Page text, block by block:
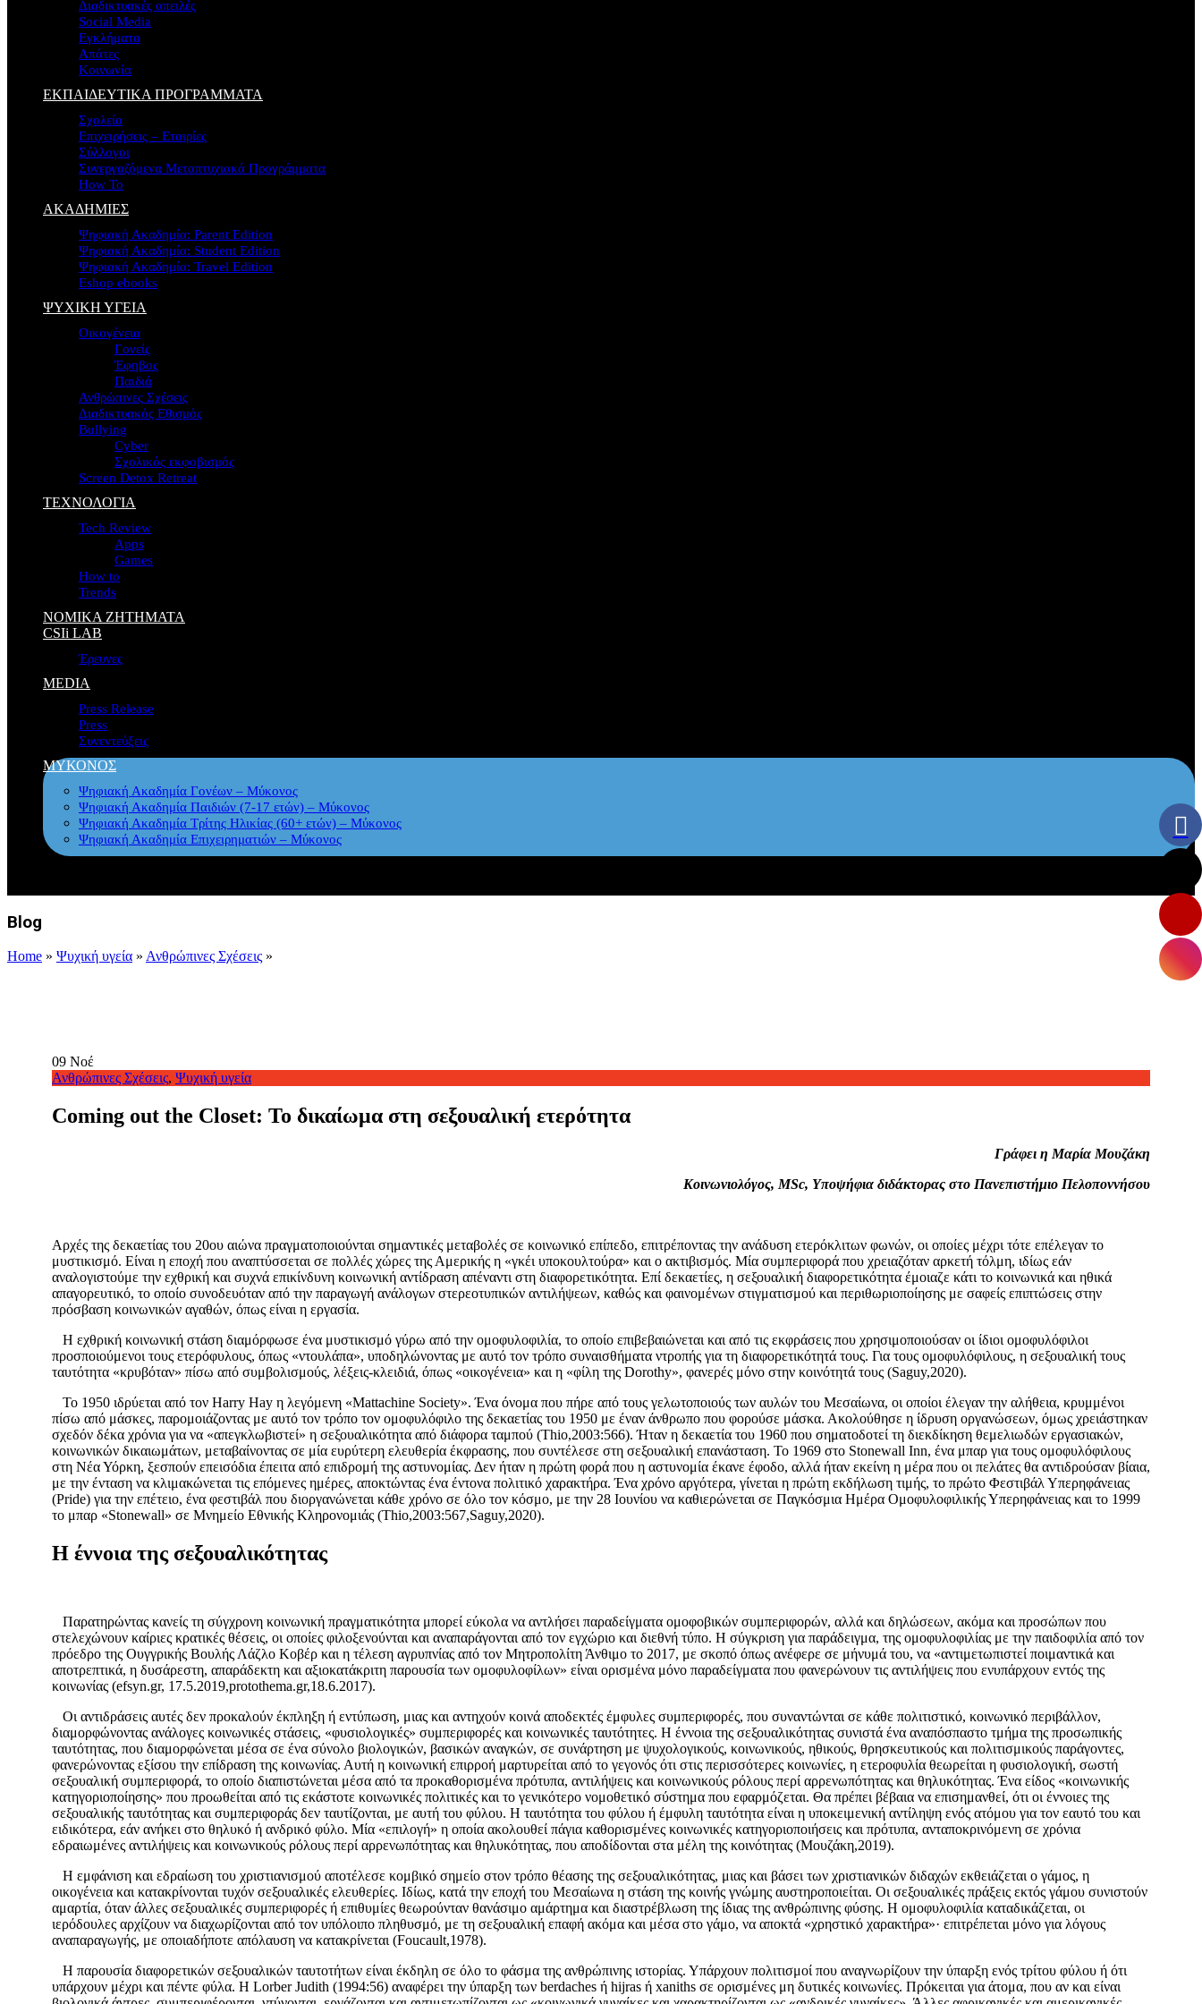
Διαδικτυακές απειλές
Social Media
Εγκλήματα
Απάτες
Κοινωνία
ΕΚΠΑΙΔΕΥΤΙΚΑ ΠΡΟΓΡΑΜΜΑΤΑ
Σχολεία
Επιχειρήσεις – Εταιρίες
Σύλλογοι
Συνεργαζόμενα Μεταπτυχιακά Προγράμματα
How To
ΑΚΑΔΗΜΙΕΣ
Ψηφιακή Ακαδημία: Parent Edition
Ψηφιακή Ακαδημία: Student Edition
Ψηφιακή Ακαδημία: Travel Edition
Eshop ebooks
ΨΥΧΙΚΗ ΥΓΕΙΑ
Οικογένεια
Γονείς
Έφηβος
Παιδιά
Ανθρώπινες Σχέσεις
Διαδικτυακός Εθισμός
Bullying
Cyber
Σχολικός εκφοβισμός
Screen Detox Retreat
ΤΕΧΝΟΛΟΓΙΑ
Tech Review
Apps
Games
How to
Trends
ΝΟΜΙΚΑ ΖΗΤΗΜΑΤΑ
CSIi LAB
Έρευνες
MEDIA
Press Release
Press
Συνεντεύξεις
ΜΥΚΟΝΟΣ
Ψηφιακή Ακαδημία Γονέων – Μύκονος
Ψηφιακή Ακαδημία Παιδιών (7-17 ετών) – Μύκονος
Ψηφιακή Ακαδημία Τρίτης Ηλικίας (60+ ετών) – Μύκονος
Ψηφιακή Ακαδημία Επιχειρηματιών – Μύκονος
Blog
Home » Ψυχική υγεία » Ανθρώπινες Σχέσεις »
09 Νοέ
Ανθρώπινες Σχέσεις, Ψυχική υγεία
Coming out the Closet: Το δικαίωμα στη σεξουαλική ετερότητα
Γράφει η Μαρία Μουζάκη
Κοινωνιολόγος, MSc, Υποψήφια διδάκτορας στο Πανεπιστήμιο Πελοποννήσου
Αρχές της δεκαετίας του 20ου αιώνα πραγματοποιούνται σημαντικές μεταβολές σε κοινωνικό επίπεδο, επιτρέποντας την ανάδυση ετερόκλιτων φωνών, οι οποίες μέχρι τότε επέλεγαν το
μυστικισμό. Είναι η εποχή που αναπτύσσεται σε πολλές χώρες της Αμερικής η «γκέι υποκουλτούρα» και ο ακτιβισμός. Μία συμπεριφορά που χρειαζόταν αρκετή τόλμη, ιδίως εάν
αναλογιστούμε την εχθρική και συχνά επικίνδυνη κοινωνική αντίδραση απέναντι στη διαφορετικότητα. Επί δεκαετίες, η σεξουαλική διαφορετικότητα έμοιαζε κάτι το κοινωνικά και ηθικά
απαγορευτικό, το οποίο συνοδευόταν από την παραγωγή ανάλογων στερεοτυπικών αντιλήψεων, καθώς και φαινομένων στιγματισμού και περιθωριοποίησης με σαφείς επιπτώσεις στην
πρόσβαση κοινωνικών αγαθών, όπως είναι η εργασία.
Η εχθρική κοινωνική στάση διαμόρφωσε ένα μυστικισμό γύρω από την ομοφυλοφιλία, το οποίο επιβεβαιώνεται και από τις εκφράσεις που χρησιμοποιούσαν οι ίδιοι ομοφυλόφιλοι
προσποιούμενοι τους ετερόφυλους, όπως «ντουλάπα», υποδηλώνοντας με αυτό τον τρόπο συναισθήματα ντροπής για τη διαφορετικότητά τους. Για τους ομοφυλόφιλους, η σεξουαλική τους
ταυτότητα «κρυβόταν» πίσω από συμβολισμούς, λέξεις-κλειδιά, όπως «οικογένεια» και η «φίλη της Dorothy», φανερές μόνο στην κοινότητά τους (Saguy,2020).
Το 1950 ιδρύεται από τον Harry Hay η λεγόμενη «Mattachine Society». Ένα όνομα που πήρε από τους γελωτοποιούς των αυλών του Μεσαίωνα, οι οποίοι έλεγαν την αλήθεια, κρυμμένοι
πίσω από μάσκες, παρομοιάζοντας με αυτό τον τρόπο τον ομοφυλόφιλο της δεκαετίας του 1950 με έναν άνθρωπο που φορούσε μάσκα. Ακολούθησε η ίδρυση οργανώσεων, όμως χρειάστηκαν
σχεδόν δέκα χρόνια για να «απεγκλωβιστεί» η σεξουαλικότητα από διάφορα ταμπού (Thio,2003:566). Ήταν η δεκαετία του 1960 που σηματοδοτεί τη διεκδίκηση θεμελιωδών εργασιακών,
κοινωνικών δικαιωμάτων, μεταβαίνοντας σε μία ευρύτερη ελευθερία έκφρασης, που συντέλεσε στη σεξουαλική επανάσταση. Το 1969 στο Stonewall Inn, ένα μπαρ για τους ομοφυλόφιλους
στη Νέα Υόρκη, ξεσπούν επεισόδια έπειτα από επιδρομή της αστυνομίας. Δεν ήταν η πρώτη φορά που η αστυνομία έκανε έφοδο, αλλά ήταν εκείνη η μέρα που οι πελάτες θα αντιδρούσαν βίαια,
με την ένταση να κλιμακώνεται τις επόμενες ημέρες, αποκτώντας ένα έντονα πολιτικό χαρακτήρα. Ένα χρόνο αργότερα, γίνεται η πρώτη εκδήλωση τιμής, το πρώτο Φεστιβάλ Υπερηφάνειας
(Pride) για την επέτειο, ένα φεστιβάλ που διοργανώνεται κάθε χρόνο σε όλο τον κόσμο, με την 28 Ιουνίου να καθιερώνεται σε Παγκόσμια Ημέρα Ομοφυλοφιλικής Υπερηφάνειας και το 1999
το μπαρ «Stonewall» σε Μνημείο Εθνικής Κληρονομιάς (Thio,2003:567,Saguy,2020).
Η έννοια της σεξουαλικότητας
Παρατηρώντας κανείς τη σύγχρονη κοινωνική πραγματικότητα μπορεί εύκολα να αντλήσει παραδείγματα ομοφοβικών συμπεριφορών, αλλά και δηλώσεων, ακόμα και προσώπων που
στελεχώνουν καίριες κρατικές θέσεις, οι οποίες φιλοξενούνται και αναπαράγονται από τον εγχώριο και διεθνή τύπο. Η σύγκριση για παράδειγμα, της ομοφυλοφιλίας με την παιδοφιλία από τον
πρόεδρο της Ουγγρικής Βουλής Λάζλο Κοβέρ και η τέλεση αγρυπνίας από τον Μητροπολίτη Άνθιμο το 2017, με σκοπό όπως ανέφερε σε μήνυμά του, να «αντιμετωπιστεί ποιμαντικά και
αποτρεπτικά, η δυσάρεστη, απαράδεκτη και αξιοκατάκριτη παρουσία των ομοφυλοφίλων» είναι ορισμένα μόνο παραδείγματα που φανερώνουν τις αντιλήψεις που ενυπάρχουν εντός της
κοινωνίας (efsyn.gr, 17.5.2019,protothema.gr,18.6.2017).
Οι αντιδράσεις αυτές δεν προκαλούν έκπληξη ή εντύπωση, μιας και αντηχούν κοινά αποδεκτές έμφυλες συμπεριφορές, που συναντώνται σε κάθε πολιτιστικό, κοινωνικό περιβάλλον,
διαμορφώνοντας ανάλογες κοινωνικές στάσεις, «φυσιολογικές» συμπεριφορές και κοινωνικές ταυτότητες. Η έννοια της σεξουαλικότητας συνιστά ένα αναπόσπαστο τμήμα της προσωπικής
ταυτότητας, που διαμορφώνεται μέσα σε ένα σύνολο βιολογικών, βασικών αναγκών, σε συνάρτηση με ψυχολογικούς, κοινωνικούς, ηθικούς, θρησκευτικούς και πολιτισμικούς παράγοντες,
φανερώνοντας εξίσου την επίδραση της κοινωνίας. Αυτή η κοινωνική επιρροή μαρτυρείται από το γεγονός ότι στις περισσότερες κοινωνίες, η ετεροφυλία θεωρείται η φυσιολογική, σωστή
σεξουαλική συμπεριφορά, το οποίο διαπιστώνεται μέσα από τα προκαθορισμένα πρότυπα, αντιλήψεις και κοινωνικούς ρόλους περί αρρενωπότητας και θηλυκότητας. Ένα είδος «κοινωνικής
κατηγοριοποίησης» που προωθείται από τις εκάστοτε κοινωνικές πολιτικές και το γενικότερο νομοθετικό σύστημα που εφαρμόζεται. Θα πρέπει βέβαια να επισημανθεί, ότι οι έννοιες της
σεξουαλικής ταυτότητας και συμπεριφοράς δεν ταυτίζονται, με αυτή του φύλου. Η ταυτότητα του φύλου ή έμφυλη ταυτότητα είναι η υποκειμενική αντίληψη ενός ατόμου για τον εαυτό του και
ειδικότερα, εάν ανήκει στο θηλυκό ή ανδρικό φύλο. Μία «επιλογή» η οποία ακολουθεί πάγια καθορισμένες κοινωνικές κατηγοριοποιήσεις και πρότυπα, ανταποκρινόμενη σε χρόνια
εδραιωμένες αντιλήψεις και κοινωνικούς ρόλους περί αρρενωπότητας και θηλυκότητας, που αποδίδονται στα μέλη της κοινότητας (Μουζάκη,2019).
Η εμφάνιση και εδραίωση του χριστιανισμού αποτέλεσε κομβικό σημείο στον τρόπο θέασης της σεξουαλικότητας, μιας και βάσει των χριστιανικών διδαχών εκθειάζεται ο γάμος, η
οικογένεια και κατακρίνονται τυχόν σεξουαλικές ελευθερίες. Ιδίως, κατά την εποχή του Μεσαίωνα η στάση της κοινής γνώμης αυστηροποιείται. Οι σεξουαλικές πράξεις εκτός γάμου συνιστούν
αμαρτία, όταν άλλες σεξουαλικές συμπεριφορές ή επιθυμίες θεωρούνταν θανάσιμο αμάρτημα και διαστρέβλωση της ίδιας της ανθρώπινης φύσης. Η ομοφυλοφιλία καταδικάζεται, οι
ιερόδουλες αρχίζουν να διαχωρίζονται από τον υπόλοιπο πληθυσμό, με τη σεξουαλική επαφή ακόμα και μέσα στο γάμο, να αποκτά «χρηστικό χαρακτήρα»· επιτρέπεται μόνο για λόγους
αναπαραγωγής, με οποιαδήποτε απόλαυση να κατακρίνεται (Foucault,1978).
Η παρουσία διαφορετικών σεξουαλικών ταυτοτήτων είναι έκδηλη σε όλο το φάσμα της ανθρώπινης ιστορίας. Υπάρχουν πολιτισμοί που αναγνωρίζουν την ύπαρξη ενός τρίτου φύλου ή ότι
υπάρχουν μέχρι και πέντε φύλα. Η Lorber Judith (1994:56) αναφέρει την ύπαρξη των berdaches ή hijras ή xaniths σε ορισμένες μη δυτικές κοινωνίες. Πρόκειται για άτομα, που αν και είναι